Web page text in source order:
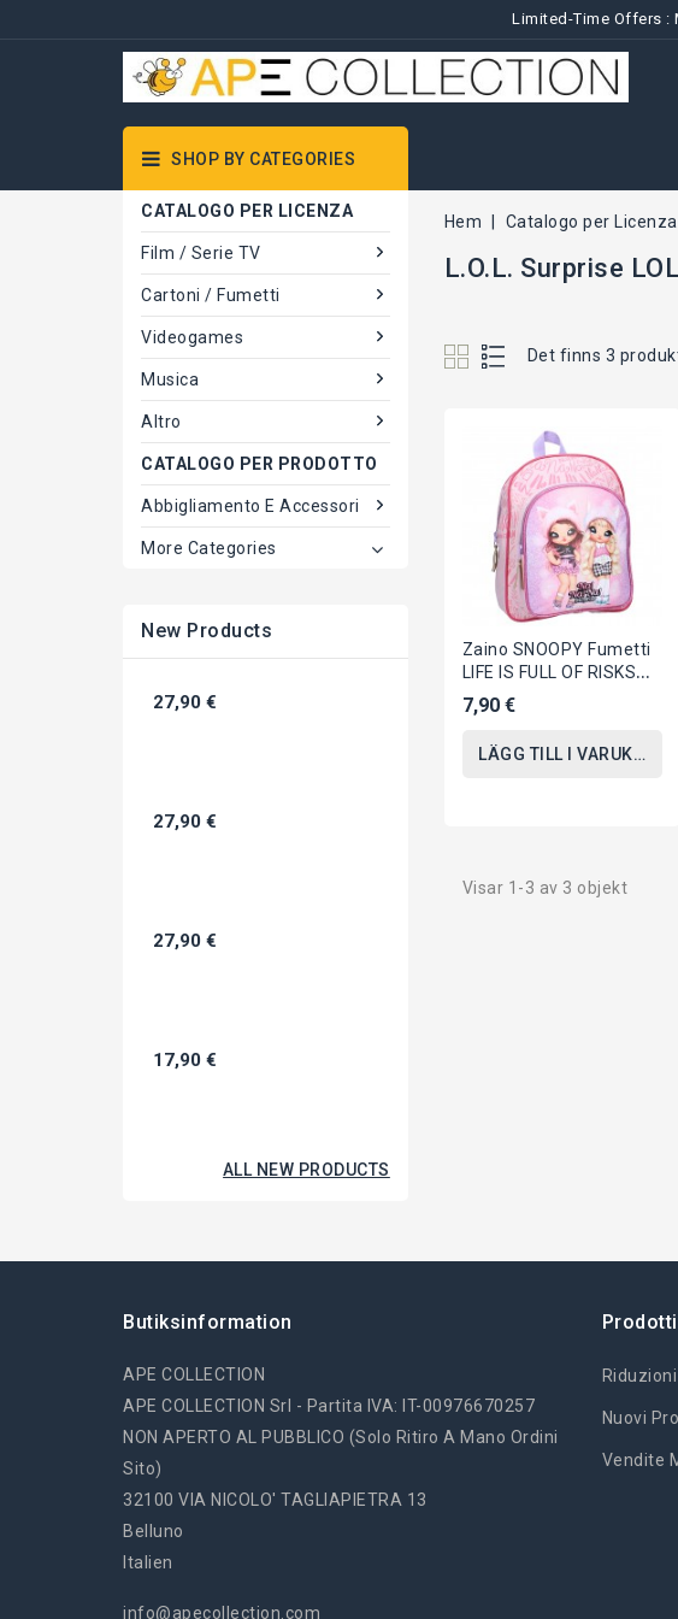
Limited-Time Offers :
SHOP BY CATEGORIES
CATALOGO PER LICENZA
Film / Serie TV
Cartoni / Fumetti
Videogames
Musica
Altro
CATALOGO PER PRODOTTO
Abbigliamento E Accessori
More Categories
New Products
27,90 €
27,90 €
27,90 €
17,90 €
ALL NEW PRODUCTS
Hem Catalogo per Licenza
L.O.L. Surprise LOL
Det finns 3
Zaino SNOOPY Fumetti
LIFE IS FULL OF RISKS
33x23x12cm ORIGINALE
Peanuts
7,90 €
LÄGG TILL I
Visar 1-3 av 3 objekt
Butiksinformation
APE COLLECTION
APE COLLECTION Srl - Partita IVA: IT-00976670257
NON APERTO AL PUBBLICO (solo Ritiro A Mano Ordini
Sito)
32100 VIA NICOLO' TAGLIAPIETRA 13
Belluno
Italien
info@apecollection.com
Prodotti
Nuovi
Vendite